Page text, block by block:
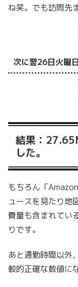
ね笑。でも訪問先
次に翌26日火曜
結果：
した。
もちろん「
ュースを見たり地
費量も含まれてい
りです。
あと通勤時間以外
較的正確な数値に